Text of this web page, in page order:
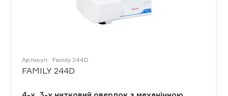
Артикул: Family 244D
FAMILY 244D